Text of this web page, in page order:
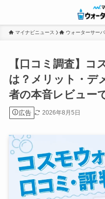
マイナビニュース ウォーターサー
【口コミ調査】コ
は？メリット・デ
者の本音レビュー
広告 2026年8月5日